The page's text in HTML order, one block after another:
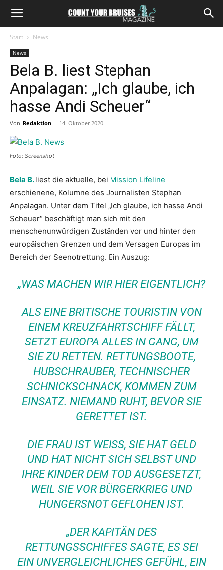
Start News
News
Bela B. liest Stephan
Anpalagan: „Ich glaube, ich
hasse Andi Scheuer“
Von Redaktion - 14. Oktober 2020
Foto: Screenshot
Bela B.liest die aktuelle, bei Mission Lifeline
erschienene, Kolumne des Journalisten Stephan
Anpalagan. Unter dem Titel „Ich glaube, ich hasse Andi
Scheuer“ beschäftigt man sich mit den
menschenunwürdigen Zuständen vor und hinter den
europäischen Grenzen und dem Versagen Europas im
Bereich der Seenotrettung. Ein Auszug:
„WAS MACHEN WIR HIER EIGENTLICH?
ALS EINE BRITISCHE TOURISTIN VON
EINEM KREUZFAHRTSCHIFF FÄLLT,
SETZT EUROPA ALLES IN GANG, UM
SIE ZU RETTEN. RETTUNGSBOOTE,
HUBSCHRAUBER, TECHNISCHER
SCHNICKSCHNACK, KOMMEN ZUM
EINSATZ. NIEMAND RUHT, BEVOR SIE
GERETTET IST.
DIE FRAU IST WEISS, SIE HAT GELD U
ND HAT NICHT SICH SELBST UND I
HRE KINDER DEM TOD AUSGESETZT, W
EIL SIE VOR BÜRGERKRIEG UND H
UNGERSNOT GEFLOHEN IST.
„DER KAPITÄN DES
RETTUNGSSCHIFFES SAGTE, ES SEI
EIN UNVERGLEICHLICHES GEFÜHL, EIN